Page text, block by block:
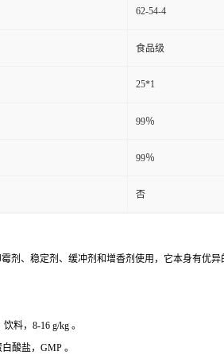
62-54-4
食品级
25*1
99％
99％
否
剂、稳定剂、缓冲剂和增香剂使用，它本身有优
料，8-16 g/kg 。
酸盐，GMP 。